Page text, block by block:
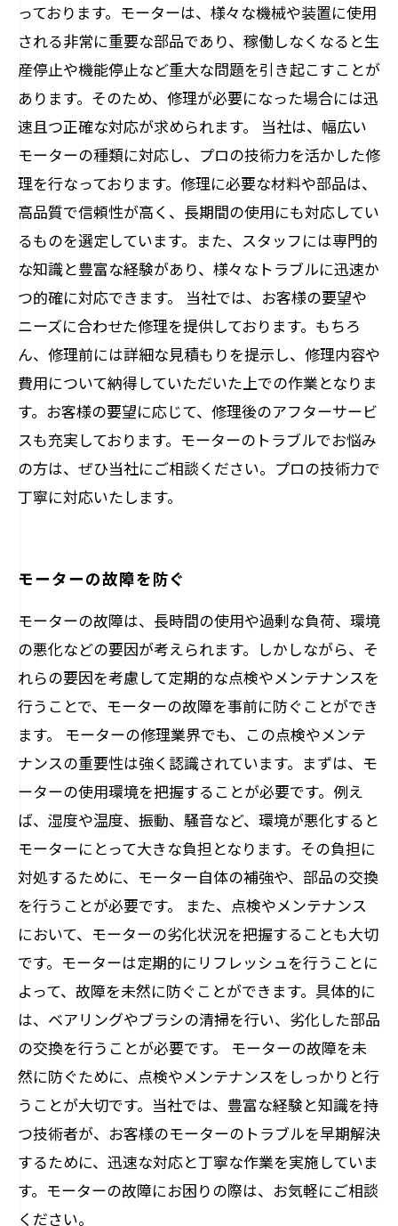
っております。モーターは、様々な機械や装置に使用
される非常に重要な部品であり、稼働しなくなると生
産停止や機能停止など重大な問題を引き起こすことが
あります。そのため、修理が必要になった場合には迅
速且つ正確な対応が求められます。 当社は、幅広い
モーターの種類に対応し、プロの技術力を活かした修
理を行なっております。修理に必要な材料や部品は、
高品質で信頼性が高く、長期間の使用にも対応してい
るものを選定しています。また、スタッフには専門的
な知識と豊富な経験があり、様々なトラブルに迅速か
つ的確に対応できます。 当社では、お客様の要望や
ニーズに合わせた修理を提供しております。もちろ
ん、修理前には詳細な見積もりを提示し、修理内容や
費用について納得していただいた上での作業となりま
す。お客様の要望に応じて、修理後のアフターサービ
スも充実しております。モーターのトラブルでお悩み
の方は、ぜひ当社にご相談ください。プロの技術力で
丁寧に対応いたします。
モーターの故障を防ぐ
モーターの故障は、長時間の使用や過剰な負荷、環境
の悪化などの要因が考えられます。しかしながら、そ
れらの要因を考慮して定期的な点検やメンテナンスを
行うことで、モーターの故障を事前に防ぐことができ
ます。 モーターの修理業界でも、この点検やメンテ
ナンスの重要性は強く認識されています。まずは、モ
ーターの使用環境を把握することが必要です。例え
ば、湿度や温度、振動、騒音など、環境が悪化すると
モーターにとって大きな負担となります。その負担に
対処するために、モーター自体の補強や、部品の交換
を行うことが必要です。 また、点検やメンテナンス
において、モーターの劣化状況を把握することも大切
です。モーターは定期的にリフレッシュを行うことに
よって、故障を未然に防ぐことができます。具体的に
は、ベアリングやブラシの清掃を行い、劣化した部品
の交換を行うことが必要です。 モーターの故障を未
然に防ぐために、点検やメンテナンスをしっかりと行
うことが大切です。当社では、豊富な経験と知識を持
つ技術者が、お客様のモーターのトラブルを早期解決
するために、迅速な対応と丁寧な作業を実施していま
す。モーターの故障にお困りの際は、お気軽にご相談
ください。